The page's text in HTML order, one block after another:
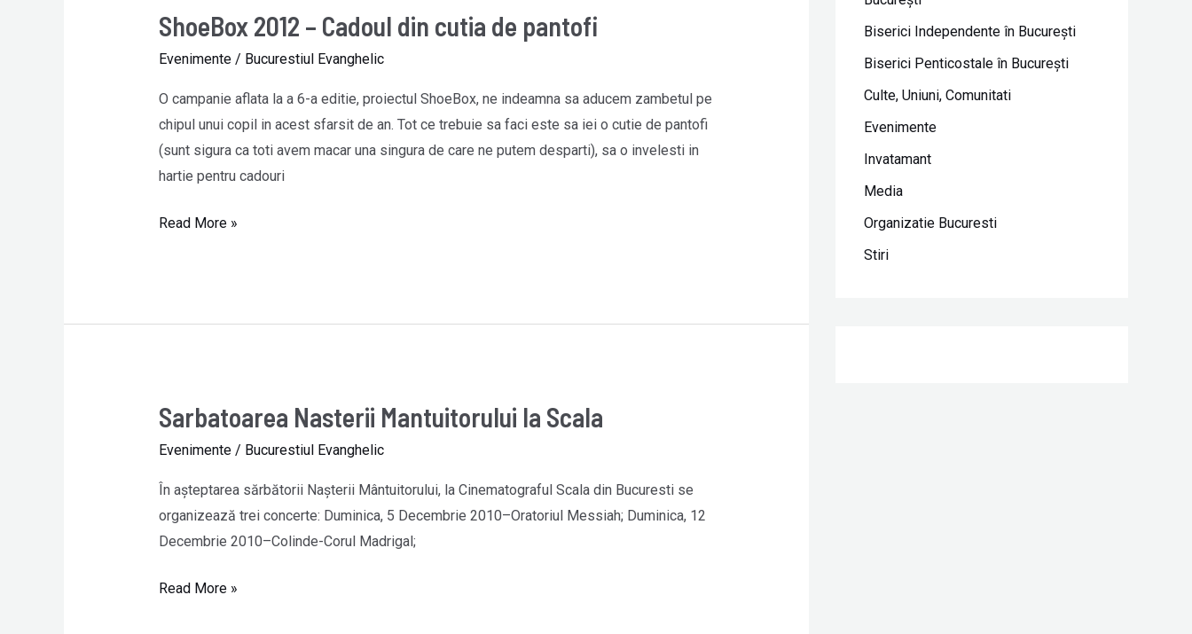
ShoeBox 2012 – Cadoul din cutia de pantofi
Evenimente/ Bucurestiul Evanghelic
O campanie aflata la a 6-a editie, proiectul ShoeBox, ne indeamna sa aducem zambetul pe
chipul unui copil in acest sfarsit de an. Tot ce trebuie sa faci este sa iei o cutie de pantofi
(sunt sigura ca toti avem macar una singura de care ne putem desparti), sa o invelesti in
hartie pentru cadouri
Read More »
Sarbatoarea Nasterii Mantuitorului la Scala
Evenimente/ Bucurestiul Evanghelic
În aşteptarea sărbătorii Naşterii Mântuitorului, la Cinematograful Scala din Bucuresti se
organizează trei concerte: Duminica, 5 Decembrie 2010–Oratoriul Messiah; Duminica, 12
Decembrie 2010–Colinde-Corul Madrigal;
Sarbatoarea
la
Scala
Read More »
Biserici Independente în Bucureşti
Biserici Penticostale în Bucureşti
Culte, Uniuni, Comunitati
Evenimente
Invatamant
Media
Organizatie Bucuresti
Stiri